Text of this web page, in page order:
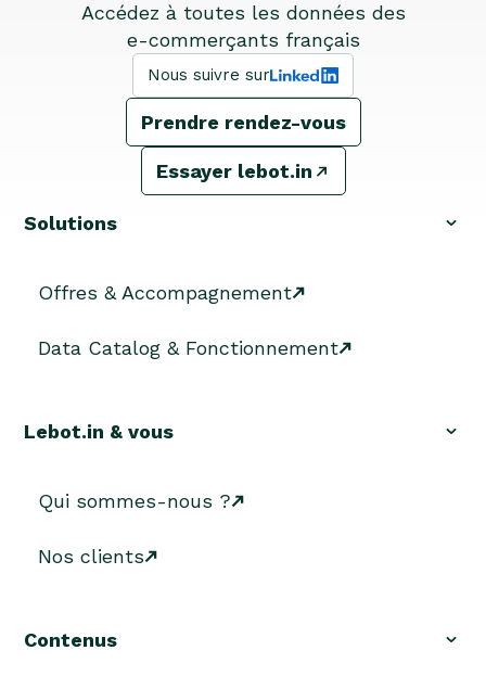
Accédez à toutes les données des
e-commerçants français
Nous suivre sur
Prendre rendez-vous
Essayer lebot.in
Solutions
Offres & Accompagnement
Data Catalog & Fonctionnement
Lebot.in & vous
Qui sommes-nous ?
Nos clients
Contenus